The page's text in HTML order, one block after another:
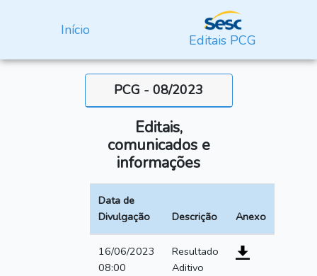
Início
Editais PCG
PCG - 08/2023
Editais,
comunicados e
informações
Data de
Divulgação
Descrição Anexo
16/06/2023
08:00
Resultado
Aditivo